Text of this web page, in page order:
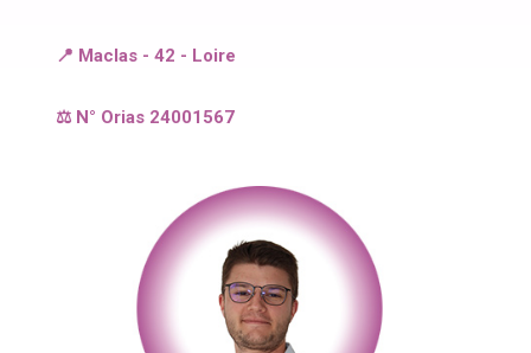
📍 Maclas - 42 - Loire
⚖️ N° Orias 24001567